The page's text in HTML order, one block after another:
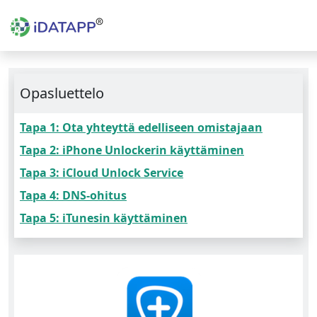
Opasluettelo
Tapa 1: Ota yhteyttä edelliseen omistajaan
Tapa 2: iPhone Unlockerin käyttäminen
Tapa 3: iCloud Unlock Service
Tapa 4: DNS-ohitus
Tapa 5: iTunesin käyttäminen